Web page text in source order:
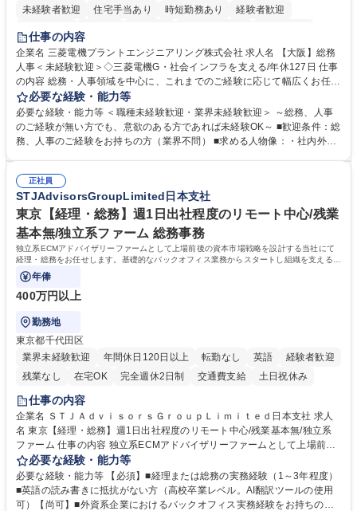
未経験者歓迎
住宅手当あり 時短勤務あり
経験者歓迎
退職金あり
駅近5分以内
土日祝休み 服装自由 寮・社宅あり 食事補助あり
仕事の内容
企業名 三菱電機プラントエンジニアリング株式会社 求人名 【大阪】総務
人事＜未経験歓迎＞◇三菱電機G・社会インフラを支える/年休127日 仕事
の内容 総務・人事領域を中心に、これまでのご経験に応じて幅広くお任せ
します。 ＜具体的には＞ ・総務/人事労務（給与・社保・勤怠管理など）
・採用・教育研修 ・福利厚生運用 など ※基本的には事務所勤務ですが、
採用や教育等の業務内容により、関西圏以外への日帰り・宿泊を伴う国内
出張もございます。 ※担当業務を持ちつつ、お互いに助け合いながら、総
必要な経験・能力等
必要な経験・能力等 ＜職種未経験歓迎・業界未経験歓迎＞ ～総務、人事
のご経験が無い方でも、意欲のある方であれば未経験OK～ ■歓迎条件：総
務、人事のご経験をお持ちの方（業界不問） ■求める人物像：・社内外の
正社員
STJAdvisorsGroupLimited日本支社
東京【経理・総務】週1日出社程度のリモート中心/残業
基本無/独立系ファーム 総務事務
独立系ECMアドバイザリーファームとして上場前後の資本市場戦略を設計する当社にて
経理・総務をお任せします。基礎的なバックオフィス業務からスタートし組織を支える専
任担当として広く活躍できる環境です。
年俸
400万円以上
勤務地
東京都千代田区
業界未経験歓迎
年間休日120日以上 転勤なし 英語
経験者歓迎
残業なし
在宅OK 完全週休2日制 交通費支給 土日祝休み
仕事の内容
企業名 ＳＴＪＡｄｖｉｓｏｒｓＧｒｏｕｐＬｉｍｉｔｅｄ日本支社 求人
名 東京【経理・総務】週1日出社程度のリモート中心/残業基本無/独立系
ファーム 仕事の内容 独立系ECMアドバイザリーファームとして上場前後
の資本市場戦略を設計する当社にて経理・総務をお任せします。基礎的な
バックオフィス業務からスタートし組織を支える専任担当として広く活躍
できる環境です。 ■日常経理、月次および年次決算サポート業務 ■本国
（グローバル）との英文メール対応（AI翻訳ツール等を使用しての対応で
必要な経験・能力等
必要な経験・能力等 【必須】■経理または総務の実務経験（1～3年程度）
■英語の読み書きに抵抗がない方（高校卒業レベル。AI翻訳ツールの使用
可）【尚可】■外資系企業におけるバックオフィス実務経験をお持ちの方